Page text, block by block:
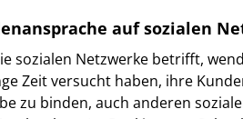
auf sozialen
sozialen Netzwerke betrifft,
Zeit versucht haben, ihre
zu binden, auch anderen